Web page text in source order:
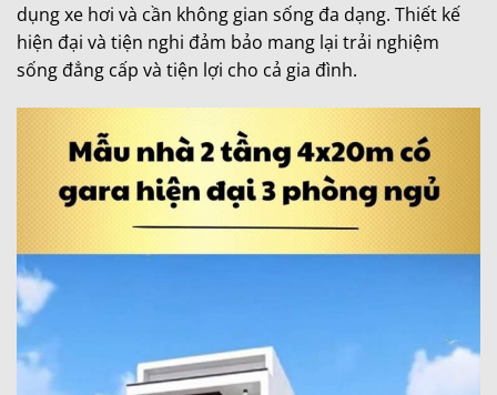
dụng xe hơi và cần không gian sống đa dạng. Thiết kế
hiện đại và tiện nghi đảm bảo mang lại trải nghiệm
sống đẳng cấp và tiện lợi cho cả gia đình.